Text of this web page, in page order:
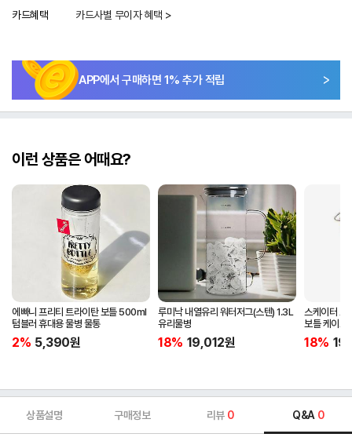
카드혜택 카드사별 무이자 혜택 >
APP에서 구매하면 1% 추가 적립
이런 상품은 어때요?
에빠니 프리티 트라이탄 보틀 500ml
텀블러 휴대용 물병 물통
2% 5,390원
루미낙 내열유리 워터저그(스텐) 1.3L
유리물병
18% 19,012원
스케이터 프
보틀 케이스
18%
상품설명 구매정보 리뷰 0 Q&A 0